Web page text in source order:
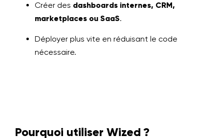
Créer des dashboards internes, CRM,
marketplaces ou SaaS.
Déployer plus vite en réduisant le code
nécessaire.
Pourquoi utiliser Wized ?